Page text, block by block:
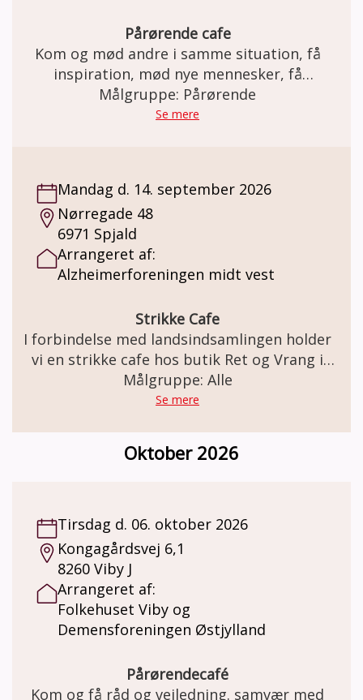
Pårørende cafe
Kom og mød andre i samme situation, få
inspiration, mød nye mennesker, få
rådgivning.
Målgruppe: Pårørende
Se mere
Mandag d. 14. september 2026
Nørregade 48
6971 Spjald
Arrangeret af:
Alzheimerforeningen midt vest
Strikke Cafe
I forbindelse med landsindsamlingen holder
vi en strikke cafe hos butik Ret og Vrang i
, kage og snak. Der vil også være mulighed
Målgruppe: Alle
Se mere
Oktober 2026
Tirsdag d. 06. oktober 2026
Kongagårdsvej 6,1
8260 Viby J
Arrangeret af:
Folkehuset Viby og
Demensforeningen Østjylland
Pårørendecafé
Kom og få råd og vejledning. samvær med